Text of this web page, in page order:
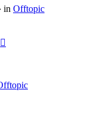
in Offtopic